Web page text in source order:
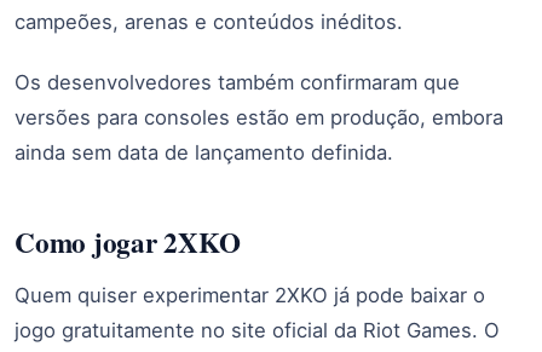
campeões, arenas e conteúdos inéditos.
Os desenvolvedores também confirmaram que
versões para consoles estão em produção, embora
ainda sem data de lançamento definida.
Como jogar 2XKO
Quem quiser experimentar 2XKO já pode baixar o
jogo gratuitamente no site oficial da Riot Games. O